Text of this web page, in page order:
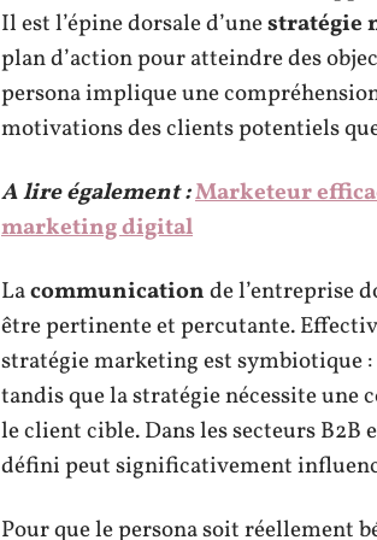
Il est l’épine dorsale d’unestratégie
plan d’action pour atteindre des
persona implique une
motivations des clients potentiels
A lire également :Marketeur
marketing digital
Lacommunicationde l’entreprise
être pertinente et percutante.
stratégie marketing est symbiotique
tandis que la stratégie nécessite
le client cible. Dans les secteurs B2B
défini peut significativement
Pour que le persona soit réellement